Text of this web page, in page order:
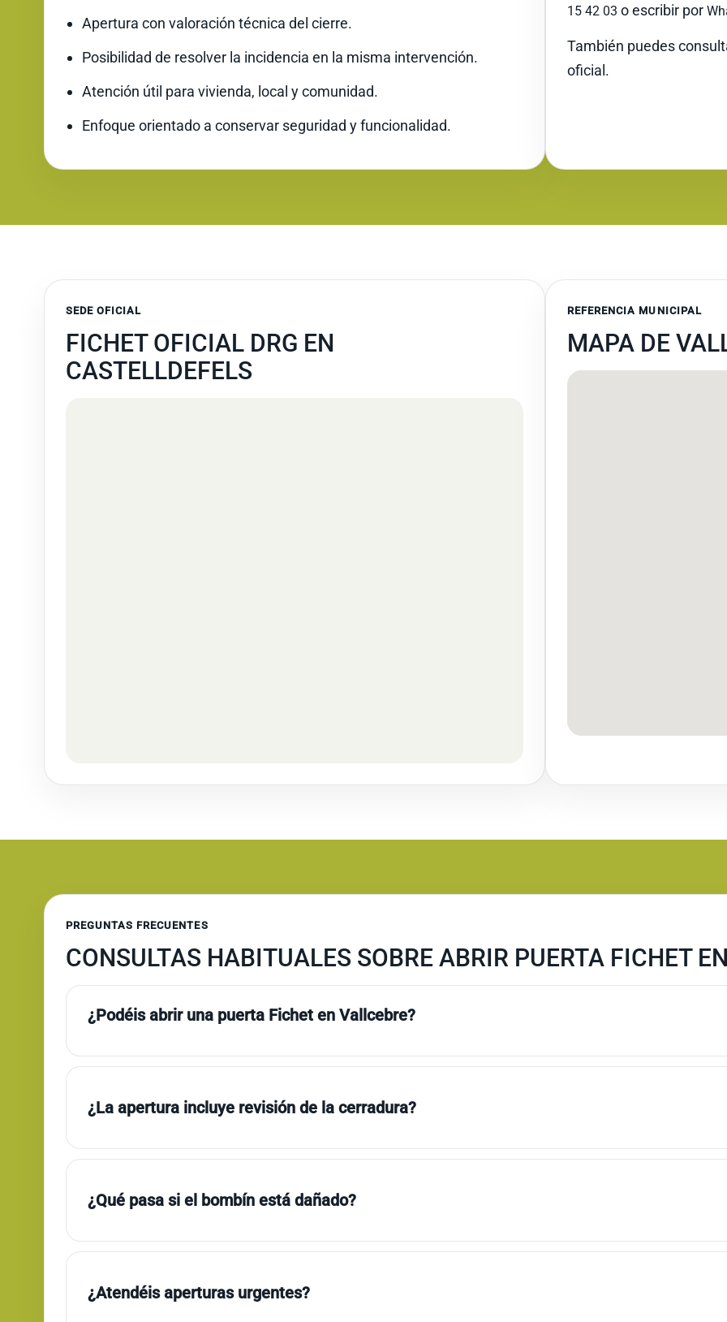
Apertura con valoración técnica del cierre.
Posibilidad de resolver la incidencia en la misma intervención.
Atención útil para vivienda, local y comunidad.
Enfoque orientado a conservar seguridad y funcionalidad.
15 42 03 o escribir por
También puedes
oficial.
SEDE OFICIAL
FICHET OFICIAL DRG EN
CASTELLDEFELS
REFERENCIA MUNICIPAL
MAPA DE
PREGUNTAS FRECUENTES
CONSULTAS HABITUALES SOBRE ABRIR PUERTA FICHET
¿Podéis abrir una puerta Fichet en Vallcebre?
¿La apertura incluye revisión de la cerradura?
¿Qué pasa si el bombín está dañado?
¿Atendéis aperturas urgentes?